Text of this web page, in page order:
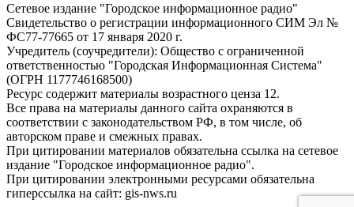
Сетевое издание "Городское информационное радио"
Свидетельство о регистрации информационного СИМ Эл №
ФС77-77665 от 17 января 2020 г.
Учредитель (соучредители): Общество с ограниченной
ответственностью "Городская Информационная Система"
(ОГРН 1177746168500)
Ресурс содержит материалы возрастного ценза 12.
Все права на материалы данного сайта охраняются в
соответствии с законодательством РФ, в том числе, об
авторском праве и смежных правах.
При цитировании материалов обязательна ссылка на сетевое
издание "Городское информационное радио".
При цитировании электронными ресурсами обязательна
гиперссылка на сайт: gis-nws.ru